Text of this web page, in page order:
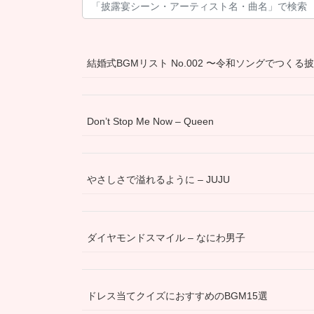
結婚式BGMリスト No.002 〜令和ソングでつくる
Don’t Stop Me Now – Queen
やさしさで溢れるように – JUJU
ダイヤモンドスマイル – なにわ男子
ドレス当てクイズにおすすめのBGM15選